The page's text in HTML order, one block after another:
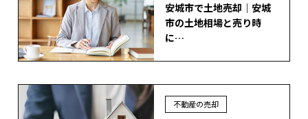
安城市で土地売却｜安城
市の土地相場と売り時
に…
不動産の売却